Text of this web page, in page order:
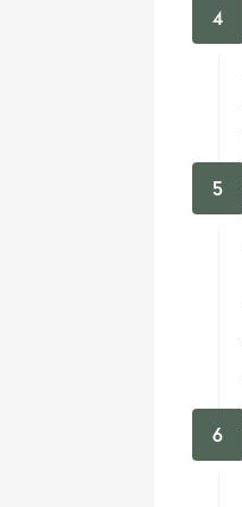
4
5
6